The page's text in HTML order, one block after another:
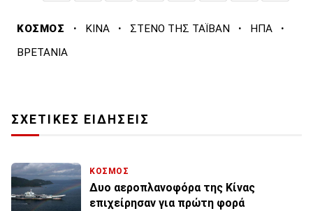
ΚΟΣΜΟΣ · ΚΙΝΑ · ΣΤΕΝΟ ΤΗΣ ΤΑΪΒΑΝ · ΗΠΑ ·
ΒΡΕΤΑΝΙΑ
ΣΧΕΤΙΚΕΣ ΕΙΔΗΣΕΙΣ
ΚΟΣΜΟΣ
Δυο αεροπλανοφόρα της Κίνας
επιχείρησαν για πρώτη φορά